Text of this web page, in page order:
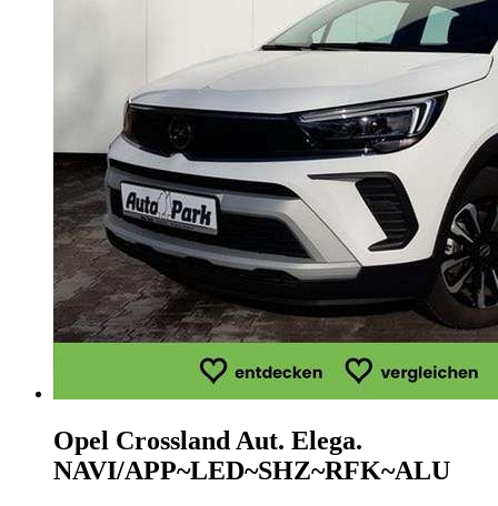
Opel Crossland Aut. Elega.
NAVI/APP~LED~SHZ~RFK~ALU